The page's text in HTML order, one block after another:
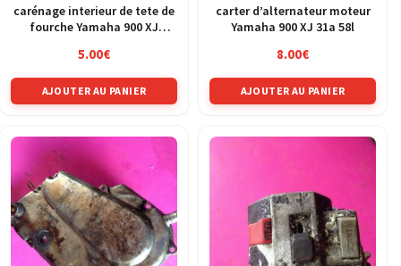
carénage interieur de tete de
fourche Yamaha 900 XJ
5.00€
AJOUTER AU PANIER
carter d’alternateur moteur
Yamaha 900 XJ 31a 58l
8.00€
AJOUTER AU PANIER